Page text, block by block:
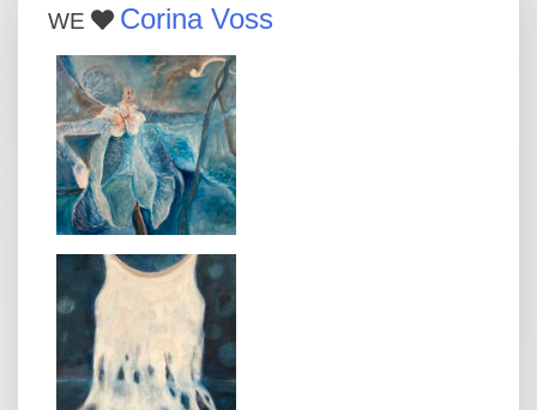
WE Corina Voss